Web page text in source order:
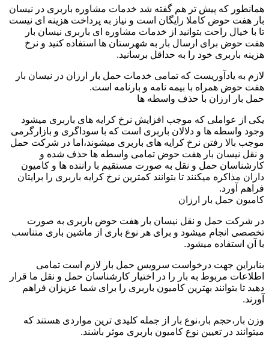
همانطور که پیش تر هم گفته شد خدمات مشاوره باربری در نیسان
بار هفت حوض کاملا رایگان است و نیاز به پرداخت هزینه ای نیست
تا با خیال راحت بتوانید از خدمات مشاوره ای باربری نیسان بار
هفت حوض برای ارسال بار به شهرستان ها استفاده کنید و نرخ
هزینه باربری خود را به حداقل برسانید.
لازم به یادآوریست که تمامی خدمات حمل بار ارزان در نیسان بار
هفت حوض همراه با بیمه نامه و بارنامه است.
حمل بار ارزان با حذف واسطه ها
یکی از عواملی که موجب افزایش نرخ کرایه های باربری میشود
وجود واسطه ها و دلالان باربری است که با سوداگری و بازارگرمی
موجب بالا رفتن نرخ کرایه های باربری میشوند،اما در شرکت حمل
و نقل نیسان بار هفت حوض تمامی واسطه ها حذف شده و
کارشناسان حمل و نقل به صورت مستقیم با راننده ها و کامیون
داران مذاکره میکنند تا بتوانند کمترین نرخ کرایه باربری را برایتان
فراهم آورد.
کامیون حمل بار ارزان
در شرکت حمل و نقل نیسان بار هفت حوض باربری به صورت
تخصصی انجام میشود و برای هر نوع باری از ماشین باری متناسب
با آن استفاده میشود.
بنابراین جهت درخواست سرویس حمل بار لازم است تمامی
اطلاعات مربوط به بار را در اختیار کارشناسان حمل و نقل ما قرار
دهید تا بتوانند بهترین کامیون باربری را برای شما عزیزان فراهم
آورند.
وزن بار،حجم بار،نوع بار از جمله کلیدی ترین مواردی هستند که
میتوانند در تعیین نوع کامیون باربری موثر باشند.